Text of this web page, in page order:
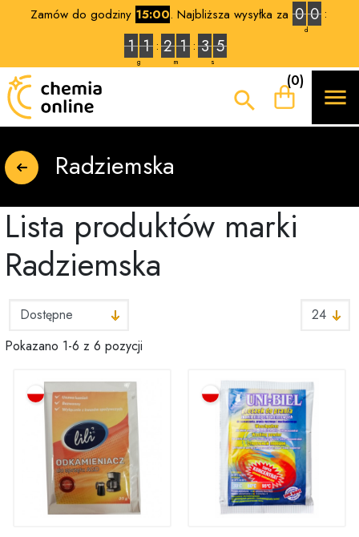
Zamów do godziny 15:00. Najbliższa wysyłka za 0 0
d
1 1
g
2 1
m
3 4
s

(0)

Radziemska
Lista produktów marki
Radziemska
Pokazano 1-6 z 6 pozycji